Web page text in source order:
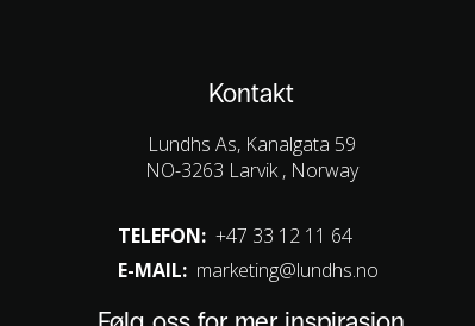
Kontakt
Lundhs As, Kanalgata 59
NO-3263 Larvik , Norway
TELEFON: +47 33 12 11 64
E-MAIL: marketing@lundhs.no